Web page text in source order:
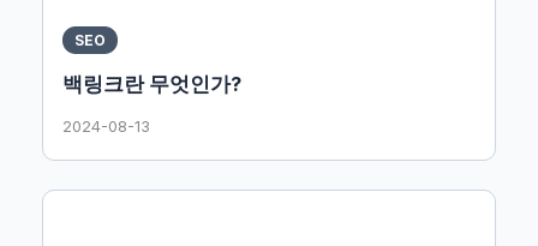
SEO
백링크란 무엇인가?
2024-08-13